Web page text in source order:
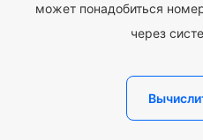
может понадобиться
через